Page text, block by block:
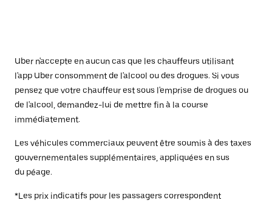
Uber n'accepte en aucun cas que les chauffeurs utilisant
l'app Uber consomment de l'alcool ou des drogues. Si vous
pensez que votre chauffeur est sous l'emprise de drogues ou
de l'alcool, demandez-lui de mettre fin à la course
immédiatement.
Les véhicules commerciaux peuvent être soumis à des taxes
gouvernementales supplémentaires, appliquées en sus
du péage.
*Les prix indicatifs pour les passagers correspondent